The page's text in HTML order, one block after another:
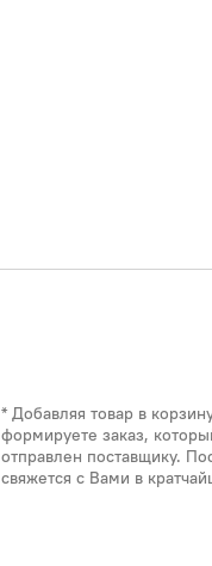
* Добавляя товар в
формируете заказ,
отправлен поставщику.
свяжется с Вами в